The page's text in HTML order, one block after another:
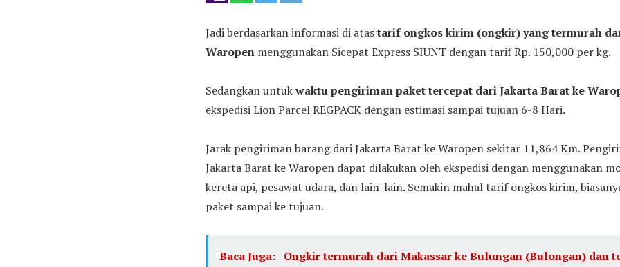
Jadi berdasarkan informasi di atastarif ongkos kirim (ongkir) yang termurah
Waropen menggunakan Sicepat Express SIUNT dengan tarif Rp. 150,000 per kg.
Sedangkan untukwaktu pengiriman paket tercepat dari Jakarta Barat ke
ekspedisi Lion Parcel REGPACK dengan estimasi sampai tujuan 6-8 Hari.
Jarak pengiriman barang dari Jakarta Barat ke Waropen sekitar 11,864 Km.
Jakarta Barat ke Waropen dapat dilakukan oleh ekspedisi dengan menggunakan
kereta api, pesawat udara, dan lain-lain. Semakin mahal tarif ongkos kirim,
paket sampai ke tujuan.
Baca Juga: Ongkir termurah dari Makassar ke Bulungan (Bulongan) dan